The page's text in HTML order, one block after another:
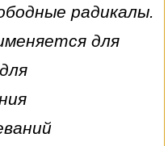
радикалы.
для